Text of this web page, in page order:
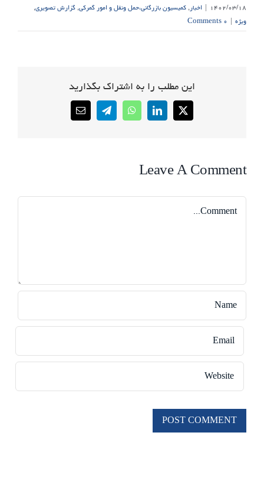
۱۴۰۲/۰۳/۱۸ | اخبار,کمیسیون بازرگانی،حمل ونقل و امور گمرکی,گزارش تصویری,
ویژه | ۰ Comments
این مطلب را به اشتراک بگذارید
X
LinkedIn
WhatsApp
Telegram
Email
Leave A Comment